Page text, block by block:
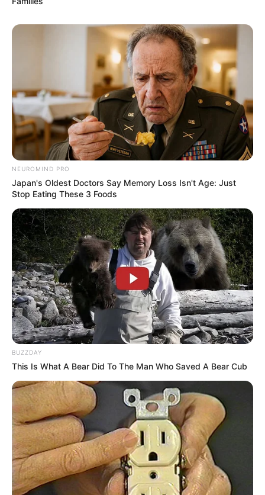
NEUROMIND PRO
Japan's Oldest Doctors Say Memory Loss Isn't Age: Just
Stop Eating These 3 Foods
BUZZDAY
This Is What A Bear Did To The Man Who Saved A Bear Cub